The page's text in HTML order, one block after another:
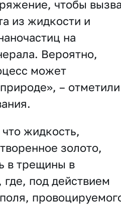
чтобы
из жидкости и
на
Вероятно,
может
– отметили
жидкость,
золото,
в трещины в
под действием